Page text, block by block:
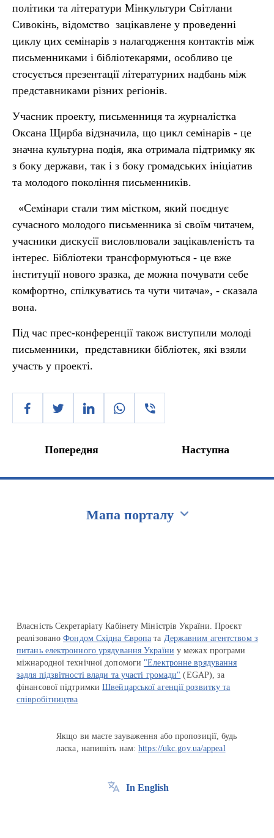
політики та літератури Мінкультури Світлани
Сивокінь, відомство зацікавлене у проведенні
циклу цих семінарів з налагодження контактів між
письменниками і бібліотекарями, особливо це
стосується презентації літературних надбань між
представниками різних регіонів.
Учасник проекту, письменниця та журналістка
Оксана Щирба відзначила, що цикл семінарів - це
значна культурна подія, яка отримала підтримку як
з боку держави, так і з боку громадських ініціатив
та молодого покоління письменників.
«Семінари стали тим містком, який поєднує
сучасного молодого письменника зі своїм читачем,
учасники дискусії висловлювали зацікавленість та
інтерес. Бібліотеки трансформуються - це вже
інституції нового зразка, де можна почувати себе
комфортно, спілкуватись та чути читача», - сказала
вона.
Під час прес-конференції також виступили молоді
письменники, представники бібліотек, які взяли
участь у проекті.
Попередня Наступна
Мапа порталу
Власність Секретаріату Кабінету Міністрів України. Проєкт
реалізованоФондом Східна Європа та Державним агентством з
питань електронного урядування України у межах програми
міжнародної технічної допомоги "Електронне врядування
задля підзвітності влади та участі громади" (EGAP), за
фінансової підтримкиШвейцарської агенції розвитку та
співробітництва
Якщо ви маєте зауваження або пропозиції, будь
ласка, напишіть нам:https://ukc.gov.ua/appeal
In English